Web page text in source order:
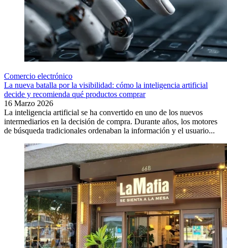
Comercio electrónico
La nueva batalla por la visibilidad: cómo la inteligencia artificial
decide y recomienda qué productos comprar
16 Marzo 2026
La inteligencia artificial se ha convertido en uno de los nuevos
intermediarios en la decisión de compra. Durante años, los motores
de búsqueda tradicionales ordenaban la información y el usuario...